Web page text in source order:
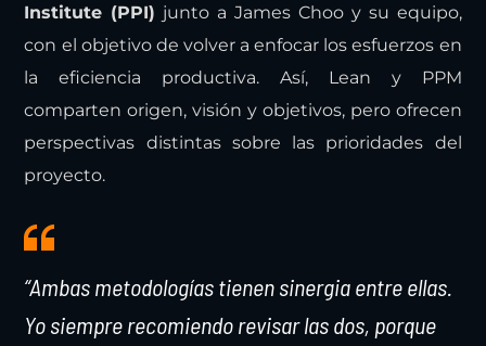
Institute (PPI) junto a James Choo y su equipo,
con el objetivo de volver a enfocar los esfuerzos en
la eficiencia productiva. Así, Lean y PPM
comparten origen, visión y objetivos, pero ofrecen
perspectivas distintas sobre las prioridades del
proyecto.
“Ambas metodologías tienen sinergia entre ellas.
Yo siempre recomiendo revisar las dos, porque